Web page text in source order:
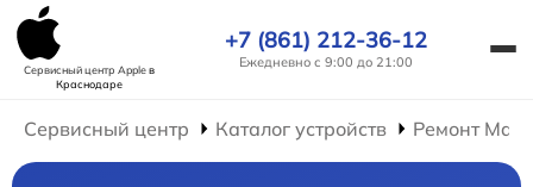
Сервисный центр Appleв
Краснодаре
+7 (861) 212-36-12
Ежедневно с 9:00 до 21:00
Сервисный центр Каталог устройств Ремонт